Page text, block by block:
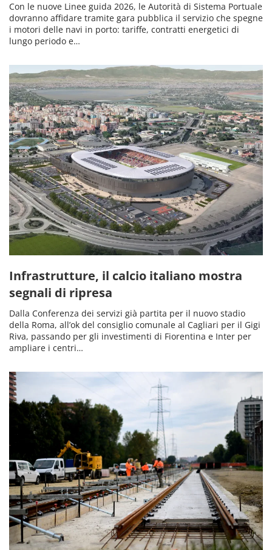
Con le nuove Linee guida 2026, le Autorità di Sistema Portuale
dovranno affidare tramite gara pubblica il servizio che spegne
i motori delle navi in porto: tariffe, contratti energetici di
lungo periodo e…
Infrastrutture, il calcio italiano mostra
segnali di ripresa
Dalla Conferenza dei servizi già partita per il nuovo stadio
della Roma, all’ok del consiglio comunale al Cagliari per il Gigi
Riva, passando per gli investimenti di Fiorentina e Inter per
ampliare i centri…